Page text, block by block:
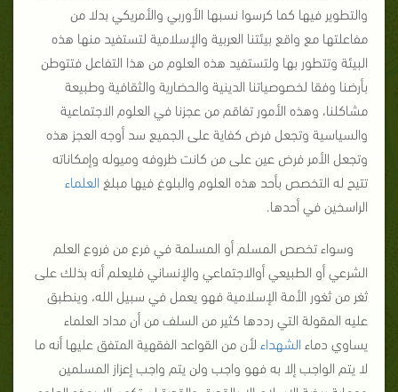
والتطوير فيها كما كرسوا نسبها الأوربي والأمريكي بدلا من
مفاعلتها مع واقع بيئتنا العربية والإسلامية لتستفيد منها هذه
البيئة وتتطور بها ولتستفيد هذه العلوم من هذا التفاعل فتتوطن
بأرضنا وفقا لخصوصياتنا الدينية والحضارية والثقافية وطبيعة
مشاكلنا، وهذه الأمور تفاقم من عجزنا في العلوم الاجتماعية
والسياسية وتجعل فرض كفاية على الجميع سد أوجه العجز هذه
وتجعل الأمر فرض عين على من كانت ظروفه وميوله وإمكاناته
تتيح له التخصص بأحد هذه العلوم والبلوغ فيها مبلغ العلماء
الراسخين في أحدها.
وسواء تخصص المسلم أو المسلمة في فرع من فروع العلم
الشرعي أو الطبيعي أوالاجتماعي والإنساني فليعلم أنه بذلك على
ثغر من ثغور الأمة الإسلامية فهو يعمل في سبيل الله، وينطبق
عليه المقولة التي رددها كثير من السلف من أن مداد العلماء
يساوي دماء الشهداء لأن من القواعد الفقهية المتفق عليها أنه ما
لا يتم الواجب إلا به فهو واجب ولن يتم واجب إعزاز المسلمين